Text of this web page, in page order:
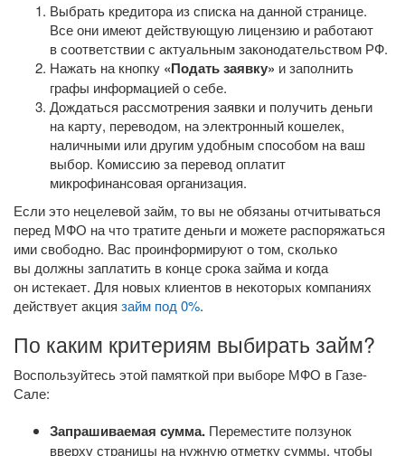
Выбрать кредитора из списка на данной странице.
Все они имеют действующую лицензию и работают
в соответствии с актуальным законодательством РФ.
Нажать на кнопку «Подать заявку» и заполнить
графы информацией о себе.
Дождаться рассмотрения заявки и получить деньги
на карту, переводом, на электронный кошелек,
наличными или другим удобным способом на ваш
выбор. Комиссию за перевод оплатит
микрофинансовая организация.
Если это нецелевой займ, то вы не обязаны отчитываться
перед МФО на что тратите деньги и можете распоряжаться
ими свободно. Вас проинформируют о том, сколько
вы должны заплатить в конце срока займа и когда
он истекает. Для новых клиентов в некоторых компаниях
действует акция займ под 0%.
По каким критериям выбирать займ?
Воспользуйтесь этой памяткой при выборе МФО в Газе-
Сале:
Запрашиваемая сумма. Переместите ползунок
вверху страницы на нужную отметку суммы, чтобы